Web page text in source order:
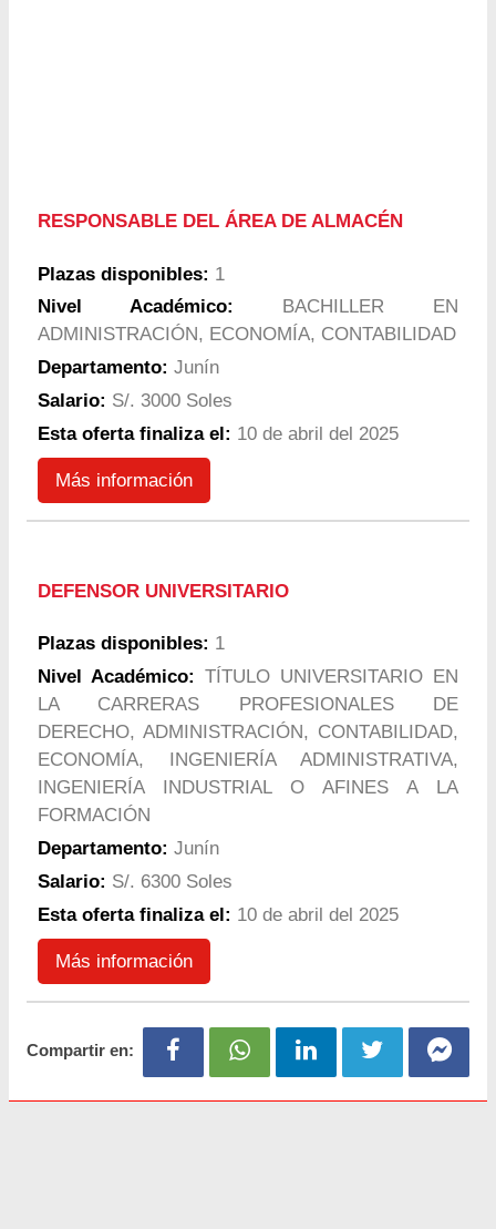
RESPONSABLE DEL ÁREA DE ALMACÉN
Plazas disponibles: 1
Nivel Académico:
BACHILLER EN
ADMINISTRACIÓN, ECONOMÍA, CONTABILIDAD
Departamento: Junín
Salario: S/. 3000 Soles
Esta oferta finaliza el: 10 de abril del 2025
Más información
DEFENSOR UNIVERSITARIO
Plazas disponibles: 1
Nivel Académico: TÍTULO UNIVERSITARIO EN
LA CARRERAS PROFESIONALES DE
DERECHO, ADMINISTRACIÓN, CONTABILIDAD,
ECONOMÍA, INGENIERÍA ADMINISTRATIVA,
INGENIERÍA INDUSTRIAL O AFINES A LA
FORMACIÓN
Departamento: Junín
Salario: S/. 6300 Soles
Esta oferta finaliza el: 10 de abril del 2025
Más información
Compartir en: